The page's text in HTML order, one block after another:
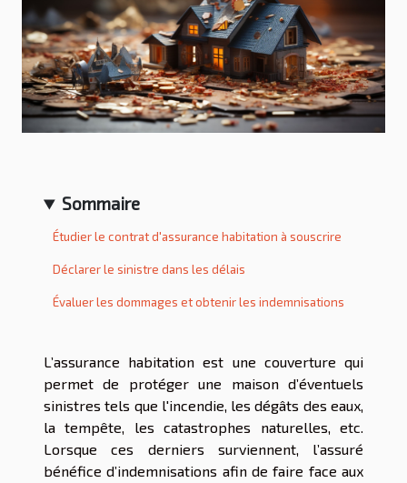
Sommaire
Étudier le contrat d'assurance habitation à souscrire
Déclarer le sinistre dans les délais
Évaluer les dommages et obtenir les indemnisations
L’assurance habitation est une couverture qui
permet de protéger une maison d’éventuels
sinistres tels que l'incendie, les dégâts des eaux,
la tempête, les catastrophes naturelles, etc.
Lorsque ces derniers surviennent, l’assuré
bénéfice d’indemnisations afin de faire face aux